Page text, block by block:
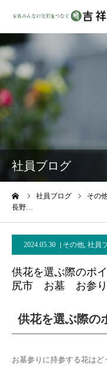
社員ブログ
社員ブログ その
長野…
2024.05.30 その他, 社員
供花を選ぶ際のポ
尻市 お墓 お参り
供花を選ぶ際の
お墓参りに持参する花はど
商品ラインナップ
墓地・霊園を探す
吉祥の特徴